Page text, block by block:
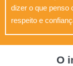
dizer o que penso
respeito e
O